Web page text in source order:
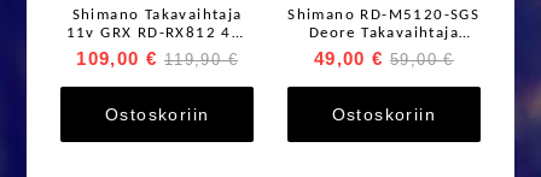
Shimano Takavaihtaja
11v GRX RD-RX812 40-
42T max
109,00 € 119,90 €
Ostoskoriin
Shimano RD-M5120-SGS
Deore Takavaihtaja
10/11v
49,00 € 59,00 €
Ostoskoriin